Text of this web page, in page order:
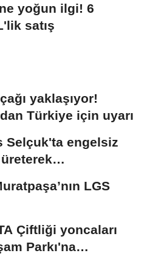
yoğun ilgi! 6
satış
yaklaşıyor!
Türkiye için uyarı
Selçuk'ta engelsiz
LGS
Çiftliği yoncaları
Parkı'na